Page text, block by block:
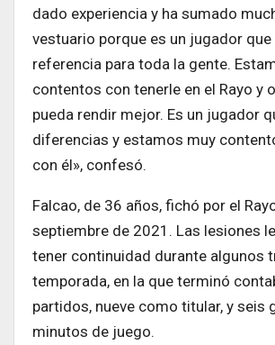
dado experiencia y ha sumado
vestuario porque es un jugador que
referencia para toda la gente.
contentos con tenerle en el Rayo y
pueda rendir mejor. Es un jugador
diferencias y estamos muy
con él», confesó.
Falcao, de 36 años, fichó por el
septiembre de 2021. Las lesiones
tener continuidad durante algunos
temporada, en la que terminó
partidos, nueve como titular, y seis
minutos de juego.